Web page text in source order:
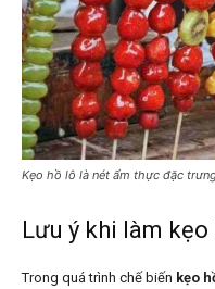
Kẹo hồ lô là nét ẩm thực đặc
Lưu ý khi làm kẹo
Trong quá trình chế biến kẹo